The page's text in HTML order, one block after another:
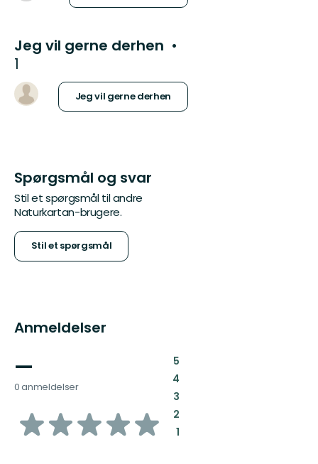
Jeg vil gerne derhen
1
Jeg vil gerne derhen
Spørgsmål og svar
Stil et spørgsmål til andre
Naturkartan-brugere.
Stil et spørgsmål
Anmeldelser
—
0 anmeldelser
ud
5:
4:
3:
2:
1: